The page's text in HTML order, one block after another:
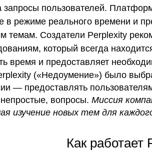
запросы пользователей.
в режиме реального времени и
темам. Создатели Perplexity
который всегда
время и предоставляет
(«Недоумение») было
— предоставлять
вопросы. Миссия
изучение новых тем для
Как работает